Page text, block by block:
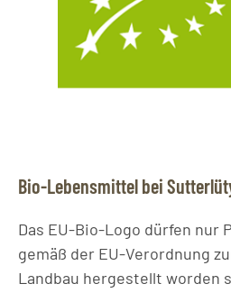
Bio-Lebensmittel bei
Das EU-Bio-Logo dürfen nur
gemäß der EU-Verordnung
Landbau hergestellt worden